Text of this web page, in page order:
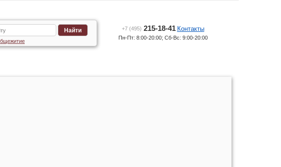
Найти +7 (495) 215-18-41 Контакты
Пн-Пт: 8:00-20:00; Сб-Вс: 9:00-20:00